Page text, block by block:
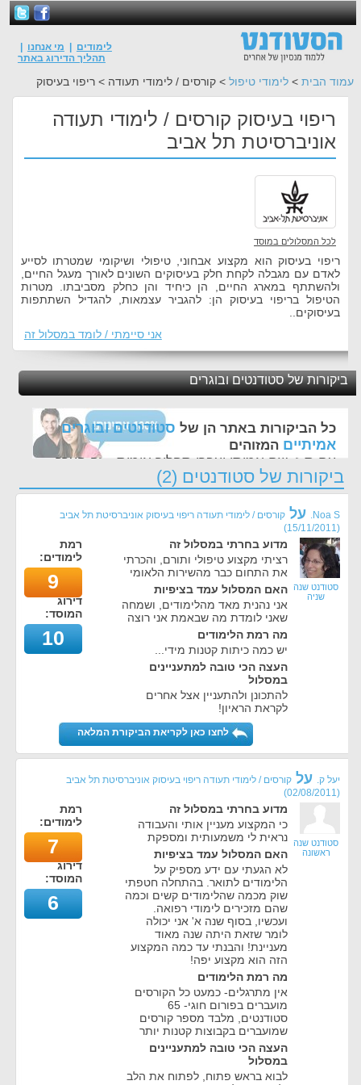
לימודים מי אנחנו
תהליך הדירוג באתר
עמוד הבית > לימודי טיפול > קורסים / לימודי תעודה > ריפוי בעיסוק
ריפוי בעיסוק קורסים / לימודי תעודה
אוניברסיטת תל אביב
לכל המסלולים במוסד
ריפוי בעיסוק הוא מקצוע אבחוני, טיפולי ושיקומי שמטרתו לסייע
לאדם עם מגבלה לקחת חלק בעיסוקים השונים לאורך מעגל החיים,
ולהשתתף במארג החיים, הן כיחיד והן כחלק מסביבתו. מטרות
הטיפול בריפוי בעיסוק הן: להגביר עצמאות, להגדיל השתתפות
בעיסוקים..
אני סיימתי / לומד במסלול זה
ביקורות של סטודנטים ובוגרים
כל הביקורות באתר הן של סטודנטים ובוגרים
אמיתיים המזוהים
עם ת.ז, שם אמיתי ועברו תהליך אימות - זה הערך
החשוב לנו ביותר באתר
ביקורות של סטודנטים (2)
Noa S. על קורסים / לימודי תעודה ריפוי בעיסוק אוניברסיטת תל אביב
(
15/11/2011
)
סטודנט שנה
שניה
מדוע בחרתי במסלול זה
רציתי מקצוע טיפולי ותורם, והכרתי
את התחום כבר מהשירות הלאומי
האם המסלול עמד בציפיות
אני נהנית מאד מהלימודים, ושמחה
שאני לומדת מה שבאמת אני רוצה
מה רמת הלימודים
יש כמה כיתות קטנות מידי...
העצה הכי טובה למתעניינים
במסלול
להתכונן ולהתעניין אצל אחרים
לקראת הראיון!
רמת
לימודים:
9
דירוג
המוסד:
10
לחצו כאן לקריאת הביקורת המלאה
יעל ק. על קורסים / לימודי תעודה ריפוי בעיסוק אוניברסיטת תל אביב
(
02/08/2011
)
סטודנט שנה
ראשונה
מדוע בחרתי במסלול זה
כי המקצוע מעניין אותי והעבודה
נראית לי משמעותית ומספקת
האם המסלול עמד בציפיות
לא הגעתי עם ידע מספיק על
הלימודים לתואר. בהתחלה חטפתי
שוק מכמה שהלימודים קשים וכמה
שהם מזכירים לימודי רפואה.
ועכשיו, בסוף שנה א' אני יכולה
לומר שזאת היתה שנה מאוד
מעניינת! והבנתי עד כמה המקצוע
הזה הוא מקצוע יפה!
מה רמת הלימודים
אין מתרגלים- כמעט כל הקורסים
מועברים בפורום חוגי- 65
סטודנטים, מלבד מספר קורסים
שמועברים בקבוצות קטנות יותר
העצה הכי טובה למתעניינים
במסלול
לבוא בראש פתוח, לפתוח את הלב
רמת
לימודים:
7
דירוג
המוסד:
6